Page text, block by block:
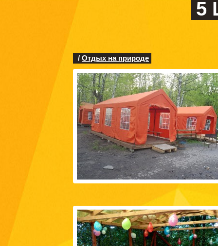
5
/ Отдых на природе